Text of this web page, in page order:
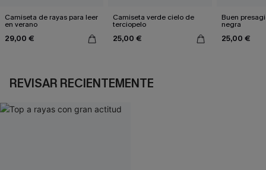
Camiseta de rayas para leer
en verano
29,00 €
Camiseta verde cielo de
terciopelo
25,00 €
Buen presagio
negra
25,00 €
REVISAR RECIENTEMENTE